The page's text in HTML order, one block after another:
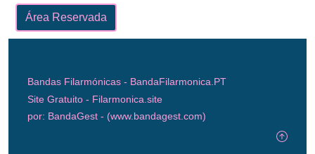
Área Reservada
Bandas Filarmónicas - BandaFilarmonica.PT
Site Gratuito - Filarmonica.site
por: BandaGest - (www.bandagest.com)